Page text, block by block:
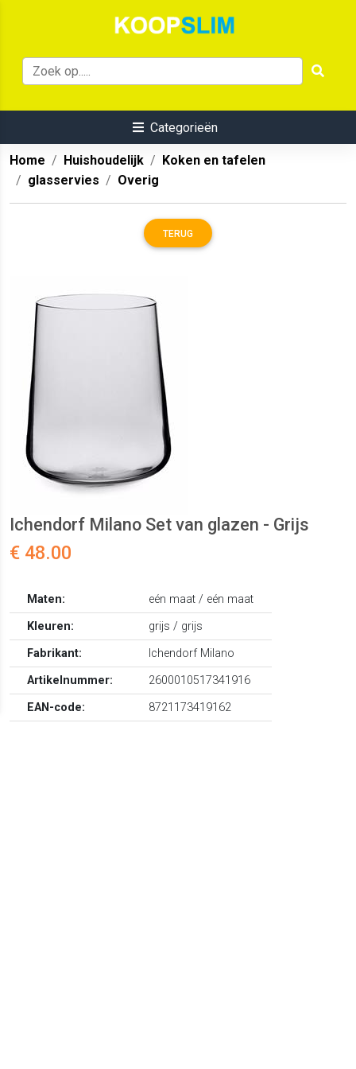
Categorieën
Home Huishoudelijk
Koken en tafelen
glasservies
Overig
TERUG
Ichendorf Milano Set van glazen - Grijs
€ 48.00
Maten:
eén maat / eén maat
Kleuren:
grijs / grijs
Fabrikant:
Ichendorf Milano
Artikelnummer:
2600010517341916
EAN-code:
8721173419162